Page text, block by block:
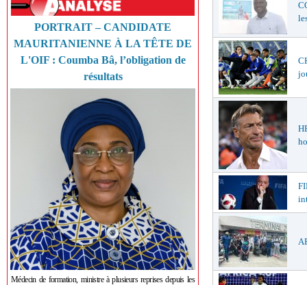
PORTRAIT – CANDIDATE
MAURITANIENNE À LA TÊTE DE
L'OIF : Coumba Bâ, l’obligation de
résultats
Médecin de formation, ministre à plusieurs reprises depuis les